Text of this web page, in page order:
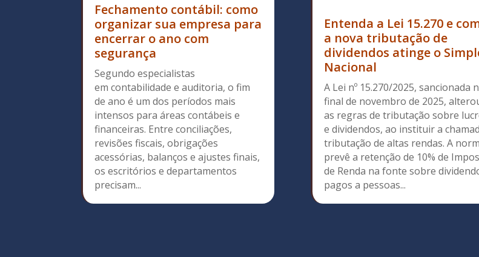
Fechamento contábil: como
organizar sua empresa para
encerrar o ano com
segurança
Segundo especialistas
em contabilidade e auditoria, o fim
de ano é um dos períodos mais
intensos para áreas contábeis e
financeiras. Entre conciliações,
revisões fiscais, obrigações
acessórias, balanços e ajustes finais,
os escritórios e departamentos
precisam...
Entenda a Lei 15.270 e
a nova tributação de
dividendos atinge o
Nacional
A Lei nº 15.270/2025, sancionada
final de novembro de 2025,
as regras de tributação sobre
e dividendos, ao instituir a
tributação de altas rendas. A
prevê a retenção de 10% de
de Renda na fonte sobre
pagos a pessoas...